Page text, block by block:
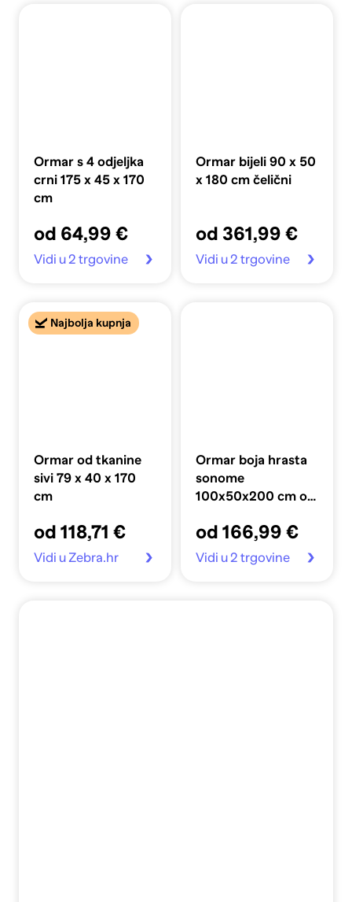
Ormar s 4 odjeljka
crni 175 x 45 x 170
cm
od 64,99 €
Vidi u 2 trgovine
Ormar bijeli 90 x 50
x 180 cm čelični
od 361,99 €
Vidi u 2 trgovine
Najbolja kupnja
Ormar od tkanine
sivi 79 x 40 x 170
cm
od 118,71 €
Vidi u Zebra.hr
Ormar boja hrasta
sonome
100x50x200 cm od
od 166,99 €
Vidi u 2 trgovine